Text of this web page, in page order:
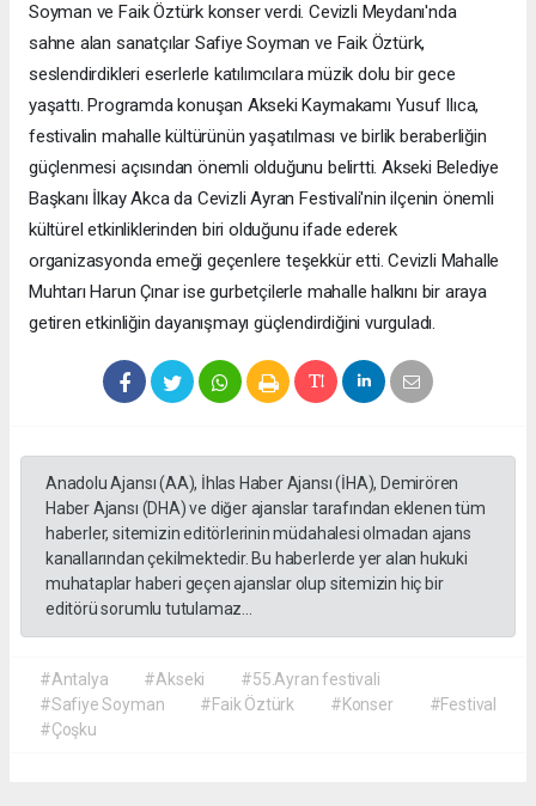
Soyman ve Faik Öztürk konser verdi. Cevizli Meydanı'nda
sahne alan sanatçılar Safiye Soyman ve Faik Öztürk,
seslendirdikleri eserlerle katılımcılara müzik dolu bir gece
yaşattı. Programda konuşan Akseki Kaymakamı Yusuf Ilıca,
festivalin mahalle kültürünün yaşatılması ve birlik beraberliğin
güçlenmesi açısından önemli olduğunu belirtti. Akseki Belediye
Başkanı İlkay Akca da Cevizli Ayran Festivali'nin ilçenin önemli
kültürel etkinliklerinden biri olduğunu ifade ederek
organizasyonda emeği geçenlere teşekkür etti. Cevizli Mahalle
Muhtarı Harun Çınar ise gurbetçilerle mahalle halkını bir araya
getiren etkinliğin dayanışmayı güçlendirdiğini vurguladı.
Anadolu Ajansı (AA), İhlas Haber Ajansı (İHA), Demirören
Haber Ajansı (DHA) ve diğer ajanslar tarafından eklenen tüm
haberler, sitemizin editörlerinin müdahalesi olmadan ajans
kanallarından çekilmektedir. Bu haberlerde yer alan hukuki
muhataplar haberi geçen ajanslar olup sitemizin hiç bir
editörü sorumlu tutulamaz...
#Antalya #Akseki
#55.Ayran festivali
#Safiye Soyman
#Faik Öztürk #Konser
#Festival
#Çoşku